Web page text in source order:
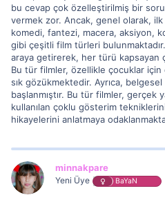
bu cevap çok özelleştirilmiş bir
vermek zor. Ancak, genel olarak,
komedi, fantezi, macera, aksiyon,
gibi çeşitli film türleri
araya getirerek, her türü kapsayan
Bu tür filmler, özellikle çocuklar için
sık gözükmektedir. Ayrıca,
başlanmıştır. Bu tür filmler, gerçek
kullanılan çoklu gösterim
hikayelerini anlatmaya
minnakpare
Yeni Üye BaYaN